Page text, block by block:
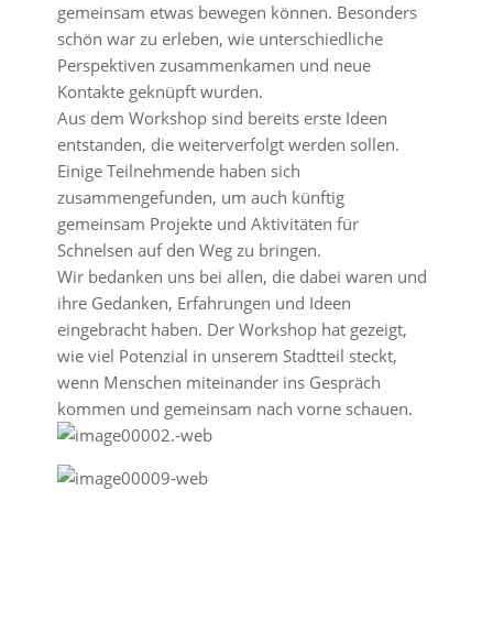
gemeinsam etwas bewegen können. Besonders
schön war zu erleben, wie unterschiedliche
Perspektiven zusammenkamen und neue
Kontakte geknüpft wurden.
Aus dem Workshop sind bereits erste Ideen
entstanden, die weiterverfolgt werden sollen.
Einige Teilnehmende haben sich
zusammengefunden, um auch künftig
gemeinsam Projekte und Aktivitäten für
Schnelsen auf den Weg zu bringen.
Wir bedanken uns bei allen, die dabei waren und
ihre Gedanken, Erfahrungen und Ideen
eingebracht haben. Der Workshop hat gezeigt,
wie viel Potenzial in unserem Stadtteil steckt,
wenn Menschen miteinander ins Gespräch
kommen und gemeinsam nach vorne schauen.